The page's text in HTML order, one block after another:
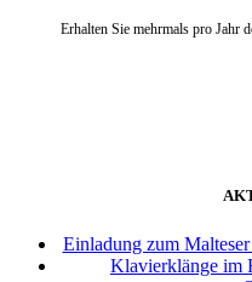
Erhalten Sie mehrmals pro Jahr
Einladung zum
Klavierklänge im